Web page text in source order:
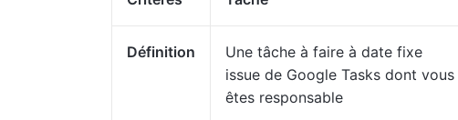
Définition
Une tâche à faire à date fixe
issue de Google Tasks dont vous
êtes responsable